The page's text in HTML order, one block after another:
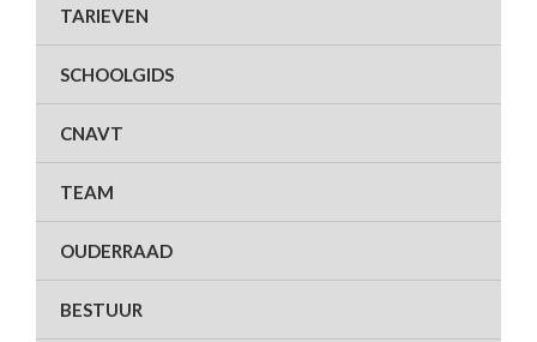
TARIEVEN
SCHOOLGIDS
CNAVT
TEAM
OUDERRAAD
BESTUUR